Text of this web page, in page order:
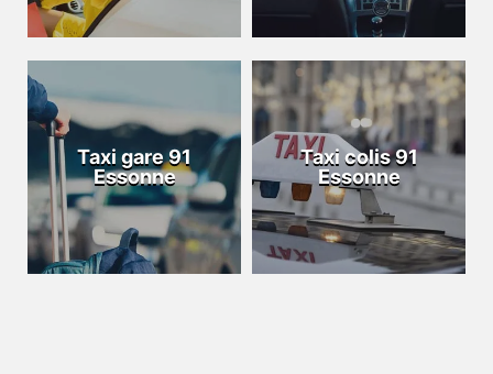
Taxi gare 91
Essonne
Taxi colis 91
Essonne